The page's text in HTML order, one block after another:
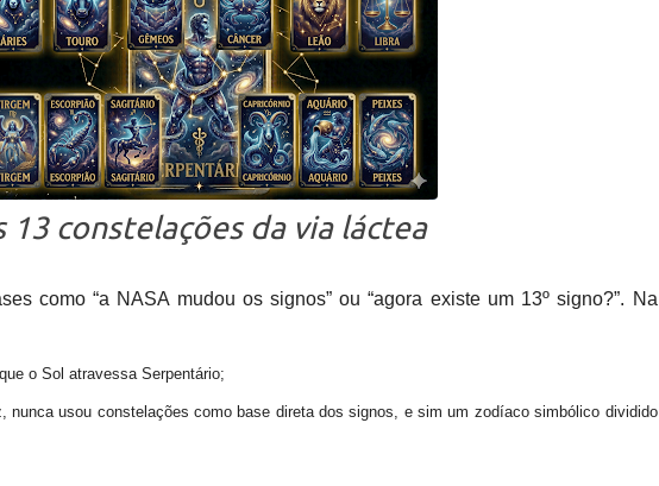
13 constelações da via láctea
como “a NASA mudou os signos” ou “agora existe um 13º signo?”. Na
o Sol atravessa Serpentário;
nunca usou constelações como base direta dos signos, e sim um zodíaco simbólico dividido